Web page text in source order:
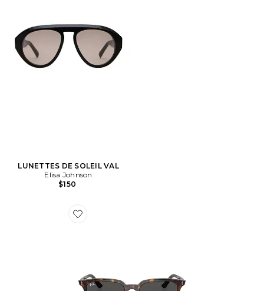
LUNETTES DE SOLEIL VAL
Elisa Johnson
$150
Favorite LUNETTES DE SOLEIL ZAYA